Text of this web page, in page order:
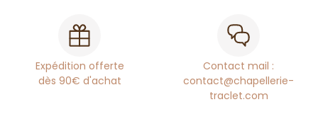
Expédition offerte
dès 90€ d'achat
Contact mail :
contact@chapellerie-
traclet.com